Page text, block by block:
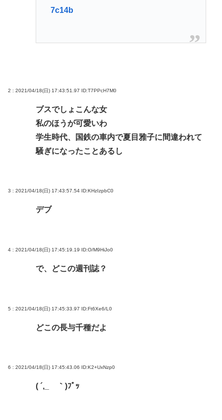
7c14b
2 : 2021/04/18(日) 17:43:51.97 ID:T7PPcH7M0
ブスでしょこんな女
私のほうが可愛いわ
学生時代、国鉄の車内で夏目雅子に間違われて
騒ぎになったことあるし
3 : 2021/04/18(日) 17:43:57.54 ID:KHzIzpbC0
デブ
4 : 2021/04/18(日) 17:45:19.19 ID:O/M9HiJo0
で、どこの週刊誌？
5 : 2021/04/18(日) 17:45:33.97 ID:Ft6Xe6/L0
どこの長与千種だよ
6 : 2021/04/18(日) 17:45:43.06 ID:K2+UxNzp0
( ´,_ゝ｀)ﾌﾟｯ